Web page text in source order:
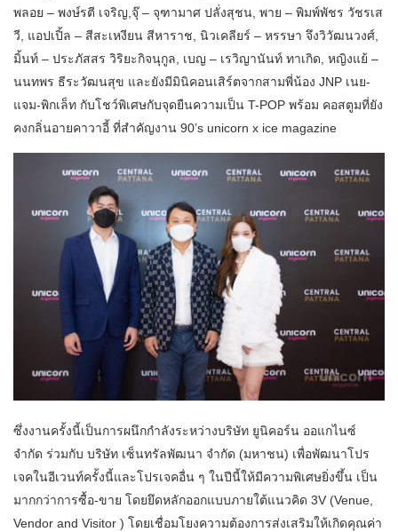
พลอย – พงษ์รตี เจริญ,จุ๊ – จุฑามาศ ปลั่งสุชน, พาย – พิมพ์พัชร วัชรเส
วี, แอปเปิ้ล – สีสะเหงียน สีหาราช, นิวเคลียร์ – หรรษา จึงวิวัฒนวงศ์,
มิ้นท์ – ประภัสสร วิริยะกิจนุกูล, เบญ – เรวิญานันท์ ทาเกิด, หญิงแย้ –
นนทพร ธีระวัฒนสุข และยังมีมินิคอนเสิร์ตจากสามพี่น้อง JNP เนย-
แจม-พิกเล็ท กับโชว์พิเศษกับจุดยืนความเป็น T-POP พร้อม คอสตูมที่ยัง
คงกลิ่นอายคาวาอี้ ที่สำคัญงาน 90’s unicorn x ice magazine
ซึ่งงานครั้งนี้เป็นการผนึกกำลังระหว่างบริษัท ยูนิคอร์น ออแกไนซ์
จำกัด ร่วมกับ บริษัท เซ็นทรัลพัฒนา จำกัด (มหาชน) เพื่อพัฒนาโปร
เจคในอีเวนท์ครั้งนี้และโปรเจคอื่น ๆ ในปีนี้ให้มีความพิเศษยิ่งขึ้น เป็น
มากกว่าการซื้อ-ขาย โดยยึดหลักออกแบบภายใต้แนวคิด 3V (Venue,
Vendor and Visitor ) โดยเชื่อมโยงความต้องการส่งเสริมให้เกิดคุณค่า